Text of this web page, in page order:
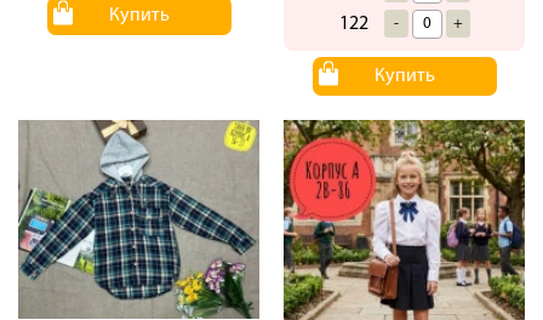
Купить 122 - +
Купить